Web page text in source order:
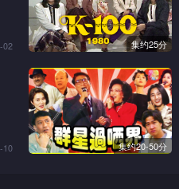
02 集约25分
10 集约20-50分